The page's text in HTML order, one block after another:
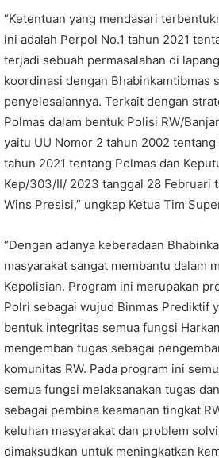
“Ketentuan yang mendasari
ini adalah Perpol No.1 tahun 2021
terjadi sebuah permasalahan di
koordinasi dengan Bhabinkamtibmas
penyelesaiannya. Terkait dengan
Polmas dalam bentuk Polisi RW/
yaitu UU Nomor 2 tahun 2002
tahun 2021 tentang Polmas dan
Kep/303/II/ 2023 tanggal 28 Februari
Wins Presisi,” ungkap Ketua Tim
“Dengan adanya keberadaan
masyarakat sangat membantu dalam
Kepolisian. Program ini merupakan
Polri sebagai wujud Binmas Prediktif
bentuk integritas semua fungsi
mengemban tugas sebagai
komunitas RW. Pada program ini
semua fungsi melaksanakan tugas
sebagai pembina keamanan tingkat
keluhan masyarakat dan problem
dimaksudkan untuk meningkatkan